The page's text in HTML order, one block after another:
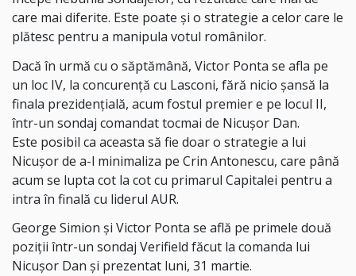
care mai diferite. Este poate și o strategie a celor care le
plătesc pentru a manipula votul românilor.
Dacă în urmă cu o săptămână, Victor Ponta se afla pe
un loc IV, la concurență cu Lasconi, fără nicio șansă la
finala prezidențială, acum fostul premier e pe locul II,
într-un sondaj comandat tocmai de Nicușor Dan.
Este posibil ca aceasta să fie doar o strategie a lui
Nicușor de a-l minimaliza pe Crin Antonescu, care până
acum se lupta cot la cot cu primarul Capitalei pentru a
intra în finală cu liderul AUR.
George Simion și Victor Ponta se află pe primele două
poziții într-un sondaj Verifield făcut la comanda lui
Nicușor Dan și prezentat luni, 31 martie.